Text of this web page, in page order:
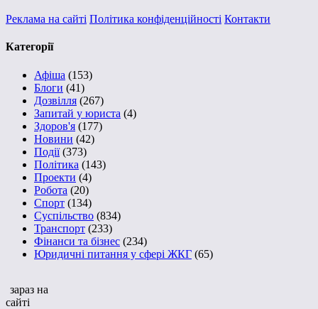
Реклама на сайті Політика конфіденційності Контакти
Категорії
Афіша (153)
Блоги (41)
Дозвілля (267)
Запитай у юриста (4)
Здоров'я (177)
Новини (42)
Події(373)
Політика (143)
Проекти (4)
Робота (20)
Спорт (134)
Суспільство (834)
Транспорт (233)
Фінанси та бізнес (234)
Юридичні питання у сфері ЖКГ (65)
зараз на
сайті